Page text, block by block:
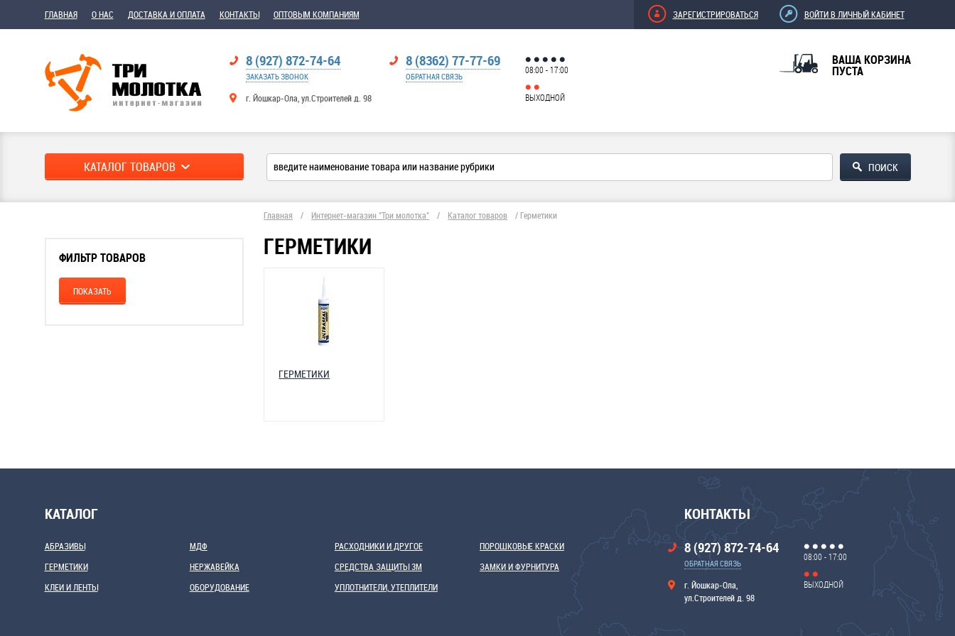
ГЛАВНАЯ О НАС ДОСТАВКА И ОПЛАТА КОНТАКТЫ ОПТОВЫМ КОМПАНИЯМ ЗАРЕГИСТРИРОВАТЬСЯ ВОЙТИ В ЛИЧНЫЙ КАБИНЕТ
8 (927) 872-74-64
ЗАКАЗАТЬ ЗВОНОК
г. Йошкар-Ола, ул.Строителей д. 98
8 (8362) 77-77-69
ОБРАТНАЯ СВЯЗЬ
08:00 - 17:00
ВЫХОДНОЙ
ВАША КОРЗИНА
ПУСТА
КАТАЛОГ ТОВАРОВ
ФИЛЬТР ТОВАРОВ
Главная / Интернет-магазин "Три молотка" / Каталог товаров / Герметики
ГЕРМЕТИКИ
ГЕРМЕТИКИ
КАТАЛОГ
АБРАЗИВЫ
ГЕРМЕТИКИ
КЛЕИ И ЛЕНТЫ
МДФ
НЕРЖАВЕЙКА
ОБОРУДОВАНИЕ
РАСХОДНИКИ И ДРУГОЕ
СРЕДСТВА ЗАЩИТЫ 3М
УПЛОТНИТЕЛИ, УТЕПЛИТЕЛИ
ПОРОШКОВЫЕ КРАСКИ
ЗАМКИ И ФУРНИТУРА
КОНТАКТЫ
8 (927) 872-74-64
ОБРАТНАЯ СВЯЗЬ
г. Йошкар-Ола,
ул.Строителей д. 98
08:00 - 17:00
ВЫХОДНОЙ